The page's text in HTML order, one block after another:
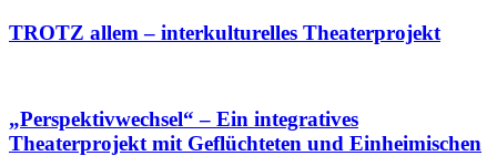
TROTZ allem – interkulturelles Theaterprojekt
„Perspektivwechsel“ – Ein integratives
Theaterprojekt mit Geflüchteten und Einheimischen